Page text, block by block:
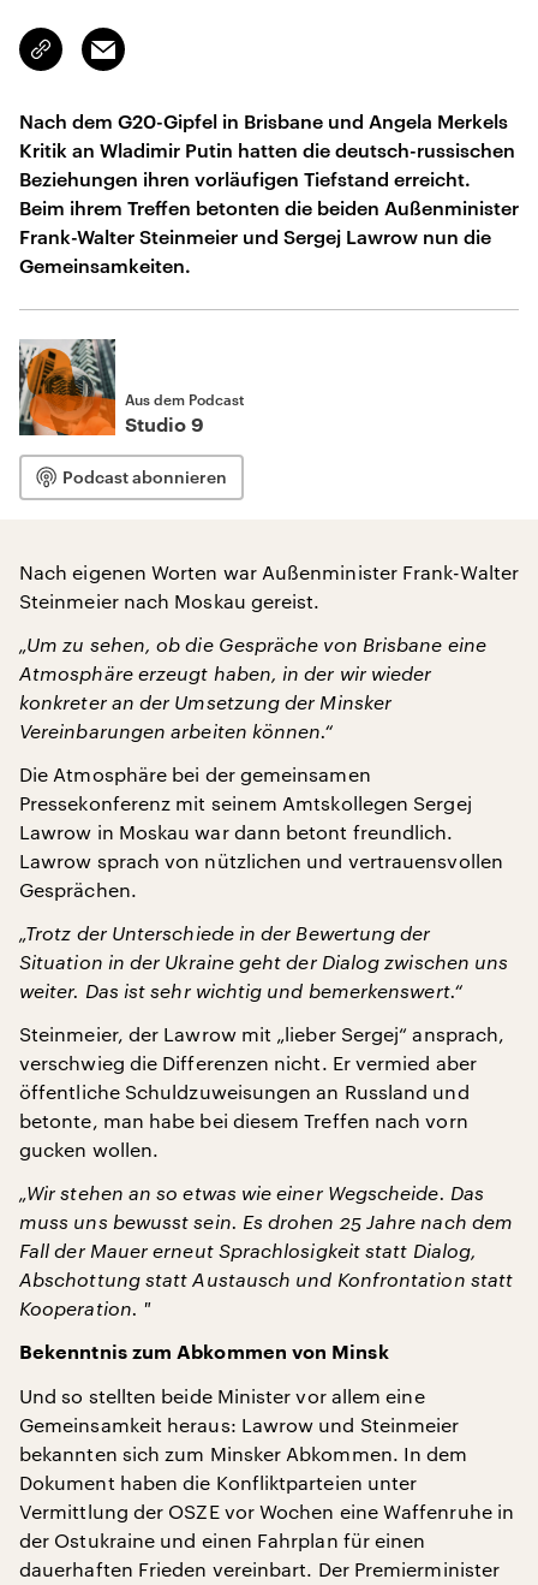
Link
kopieren/teilen
Email
Nach dem G20-Gipfel in Brisbane und Angela Merkels
Kritik an Wladimir Putin hatten die deutsch-russischen
Beziehungen ihren vorläufigen Tiefstand erreicht.
Beim ihrem Treffen betonten die beiden Außenminister
Frank-Walter Steinmeier und Sergej Lawrow nun die
Gemeinsamkeiten.
Aus dem Podcast
Studio 9
Podcast abonnieren
Nach eigenen Worten war Außenminister Frank-Walter
Steinmeier nach Moskau gereist.
„Um zu sehen, ob die Gespräche von Brisbane eine
Atmosphäre erzeugt haben, in der wir wieder
konkreter an der Umsetzung der Minsker
Vereinbarungen arbeiten können.“
Die Atmosphäre bei der gemeinsamen
Pressekonferenz mit seinem Amtskollegen Sergej
Lawrow in Moskau war dann betont freundlich.
Lawrow sprach von nützlichen und vertrauensvollen
Gesprächen.
„Trotz der Unterschiede in der Bewertung der
Situation in der Ukraine geht der Dialog zwischen uns
weiter. Das ist sehr wichtig und bemerkenswert.“
Steinmeier, der Lawrow mit „lieber Sergej“ ansprach,
verschwieg die Differenzen nicht. Er vermied aber
öffentliche Schuldzuweisungen an Russland und
betonte, man habe bei diesem Treffen nach vorn
gucken wollen.
„Wir stehen an so etwas wie einer Wegscheide. Das
muss uns bewusst sein. Es drohen 25 Jahre nach dem
Fall der Mauer erneut Sprachlosigkeit statt Dialog,
Abschottung statt Austausch und Konfrontation statt
Kooperation. "
Bekenntnis zum Abkommen von Minsk
Und so stellten beide Minister vor allem eine
Gemeinsamkeit heraus: Lawrow und Steinmeier
bekannten sich zum Minsker Abkommen. In dem
Dokument haben die Konfliktparteien unter
Vermittlung der OSZE vor Wochen eine Waffenruhe in
der Ostukraine und einen Fahrplan für einen
dauerhaften Frieden vereinbart. Der Premierminister